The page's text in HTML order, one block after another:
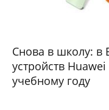
Снова в школу: в
устройств
учебному году